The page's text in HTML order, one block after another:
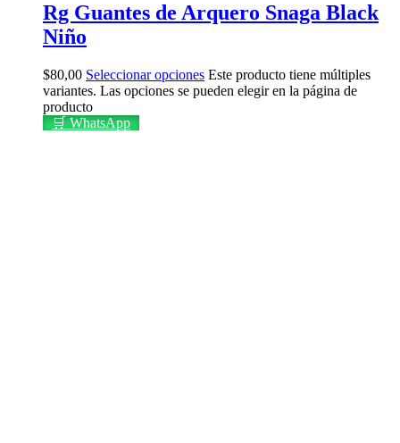
Rg Guantes de Arquero Snaga Black
Niño
$80,00 Seleccionar opciones Este producto tiene múltiples
variantes. Las opciones se pueden elegir en la página de
producto
🛒 WhatsApp